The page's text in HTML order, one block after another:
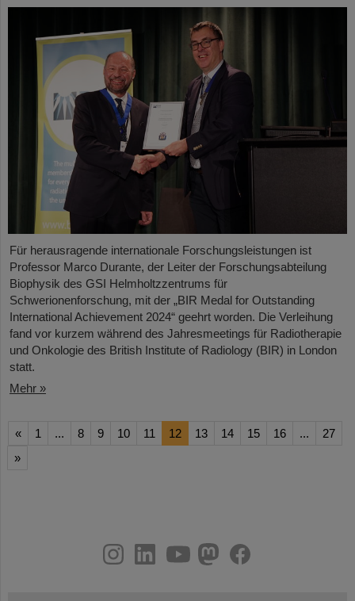
Für herausragende internationale Forschungsleistungen ist
Professor Marco Durante, der Leiter der Forschungsabteilung
Biophysik des GSI Helmholtzzentrums für
Schwerionenforschung, mit der „BIR Medal for Outstanding
International Achievement 2024“ geehrt worden. Die Verleihung
fand vor kurzem während des Jahresmeetings für Radiotherapie
und Onkologie des British Institute of Radiology (BIR) in London
statt.
Mehr »
« 1 ... 8 9 10 11 12 13 14 15 16 ...
27
»
youtube
helmholtz.social
facebook